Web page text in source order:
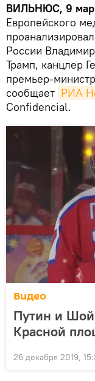
ВИЛЬНЮС, 9 мар
Европейского
России
Трамп, канцлер
премьер-
сообщает РИА
Confidencial.
Видео
Путин и
Красной
26 декабря 2019,